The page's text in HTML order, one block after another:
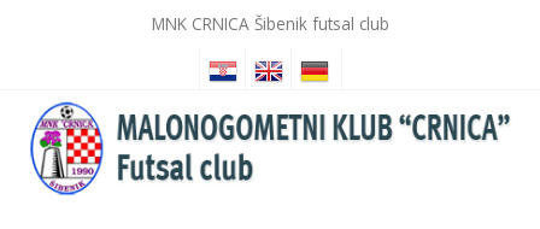
MNK CRNICA Šibenik futsal club